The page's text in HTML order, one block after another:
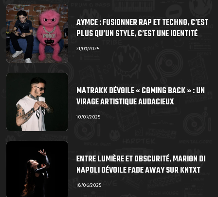
AYMCE : FUSIONNER RAP ET TECHNO, C’EST
PLUS QU’UN STYLE, C’EST UNE IDENTITÉ
21/07/2025
MATRAKK DÉVOILE « COMING BACK » : UN
VIRAGE ARTISTIQUE AUDACIEUX
10/07/2025
ENTRE LUMIÈRE ET OBSCURITÉ, MARION DI
NAPOLI DÉVOILE FADE AWAY SUR KNTXT
18/06/2025